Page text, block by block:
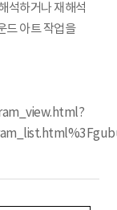
석하거나 재해석
드 아트 작업을